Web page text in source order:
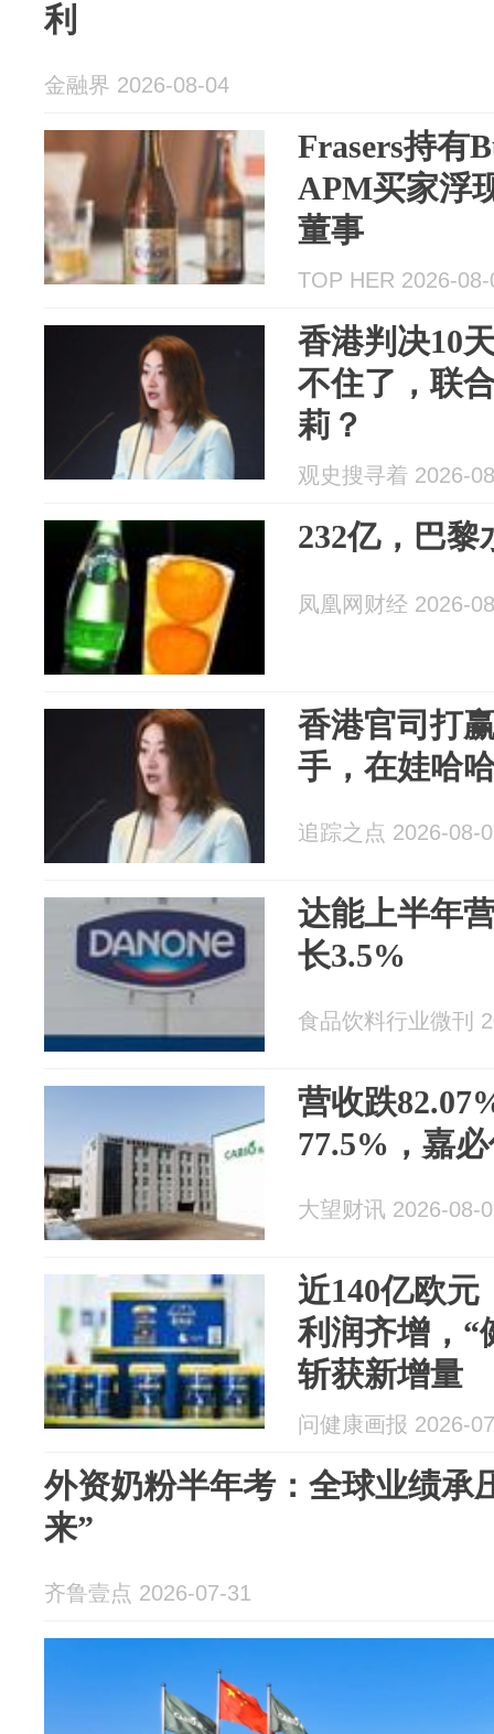
利
金融界 2026-08-04
Frasers持有
APM买家浮
董事
TOP HER 2026-08-
香港判决10
不住了，联
莉？
观史搜寻着 2026-
232亿，巴黎
凤凰网财经 2026-
香港官司打
手，在娃哈
追踪之点 2026-08-
达能上半年
长3.5%
食品饮料行业微刊
营收跌
77.5%，嘉
大望财讯 2026-08-
近140亿欧
利润齐增，“
斩获新增量
问健康画报 2026-
外资奶粉半年考：全球业绩承
来”
齐鲁壹点 2026-07-31